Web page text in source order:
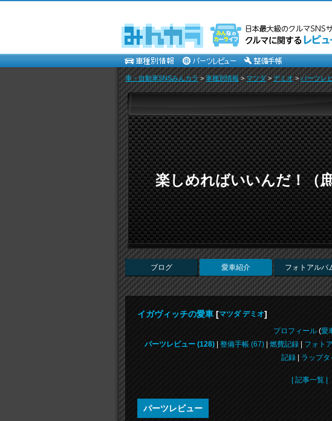
車・自動車SNSみんカラ> 車種別情報>マツダ>デミオ>パーツレ
楽しめればいいんだ！（
ブログ 愛車紹介 フォトアルバ
イガヴィッチの愛車 [マツダ デミオ]
プロフィール(愛
パーツレビュー (128)
整備手帳 (67) 燃費記録 フォト
記録| ラップタ
| 記事一覧 |
パーツレビュー